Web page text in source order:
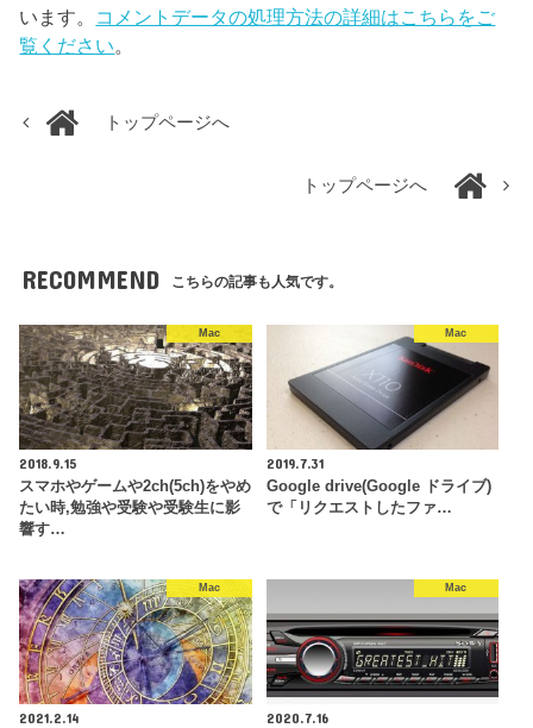
います。 コメントデータの処理方法の詳細はこちらをご
覧ください。
トップページへ
トップページへ
RECOMMEND こちらの記事も人気です。
Mac
2018.9.15
スマホやゲームや2ch(5ch)をやめ
たい時,勉強や受験や受験生に影
響す…
Mac
2019.7.31
Google drive(Google ドライブ)
で「リクエストしたファ…
Mac
2021.2.14
Mac
2020.7.16